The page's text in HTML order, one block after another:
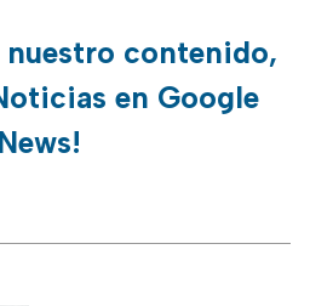
nuestro contenido,
en Google
News!